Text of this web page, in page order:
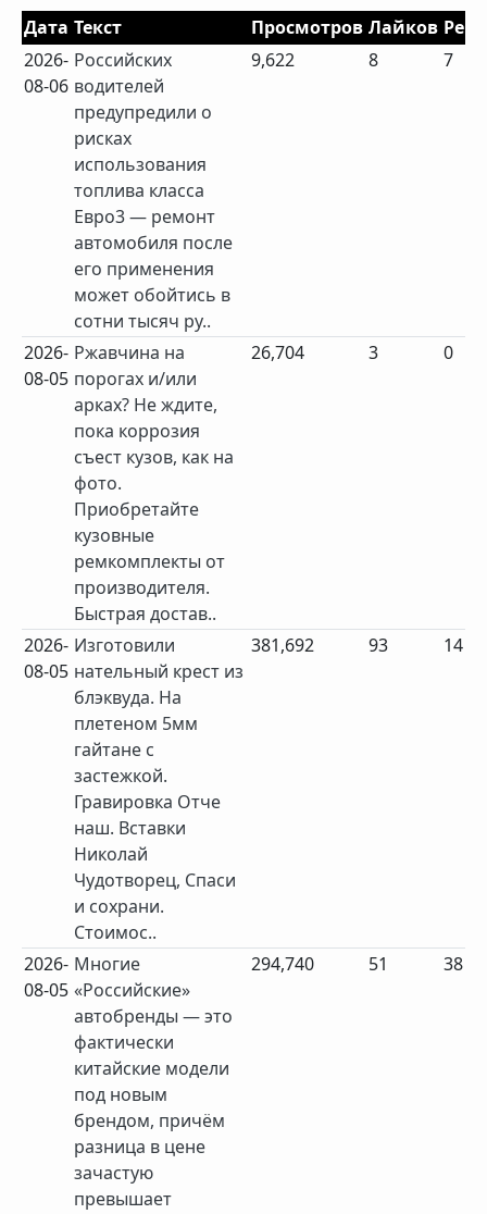
Дата Текст Просмотров Лайков
2026-
08-06
Российских
водителей
предупредили о
рисках
использования
топлива класса
Евро3 — ремонт
автомобиля после
его применения
может обойтись в
сотни тысяч ру..
9,622 8 7
2026-
08-05
Ржавчина на
порогах и/или
арках? Не ждите,
пока коррозия
съест кузов, как на
фото.
Приобретайте
кузовные
ремкомплекты от
производителя.
Быстрая достав..
26,704 3 0
2026-
08-05
Изготовили
нательный крест из
блэквуда. На
плетеном 5мм
гайтане с
застежкой.
Гравировка Отче
наш. Вставки
Николай
Чудотворец, Спаси
и сохрани.
Стоимос..
381,692 93 14
2026-
08-05
Многие
«Российские»
автобренды — это
фактически
китайские модели
под новым
брендом, причём
разница в цене
зачастую
превышает
294,740 51 38